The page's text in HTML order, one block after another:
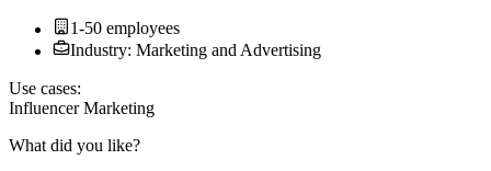
1-50 employees
Industry: Marketing and Advertising
Use cases:
Influencer Marketing
What did you like?